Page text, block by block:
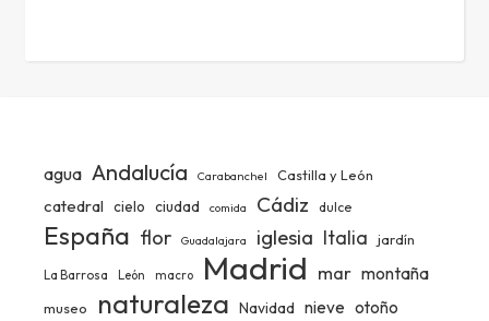
agua Andalucía Carabanchel Castilla y León
catedral cielo ciudad comida Cádiz dulce
España flor Guadalajara iglesia Italia jardín
La Barrosa León macro Madrid mar montaña
museo naturaleza Navidad nieve otoño